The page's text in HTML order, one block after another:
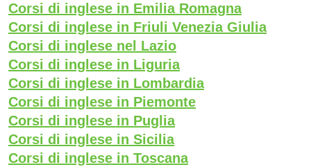
Corsi di inglese in Emilia Romagna
Corsi di inglese in Friuli Venezia Giulia
Corsi di inglese nel Lazio
Corsi di inglese in Liguria
Corsi di inglese in Lombardia
Corsi di inglese in Piemonte
Corsi di inglese in Puglia
Corsi di inglese in Sicilia
Corsi di inglese in Toscana